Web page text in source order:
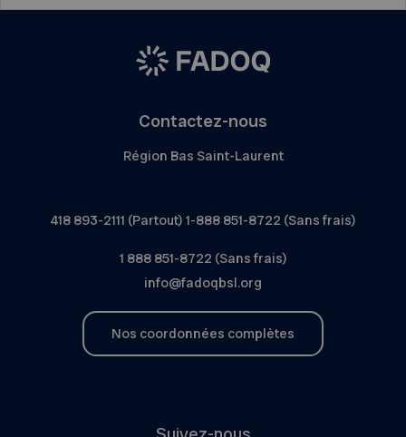
Contactez-nous
Région Bas Saint-Laurent
418 893-2111 (Partout) 1-888 851-8722 (Sans frais)
1 888 851-8722 (Sans frais)
info@fadoqbsl.org
Nos coordonnées complètes